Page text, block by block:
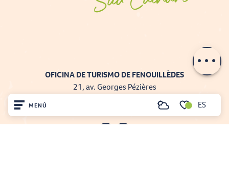
MENÚ
Voir les favoris
Buscar ES
OFICINA DE TURISMO DE FENOUILLÈDES
21, av. Georges Pézières
66220 SAINT-PAUL-DE-FENOUILLET